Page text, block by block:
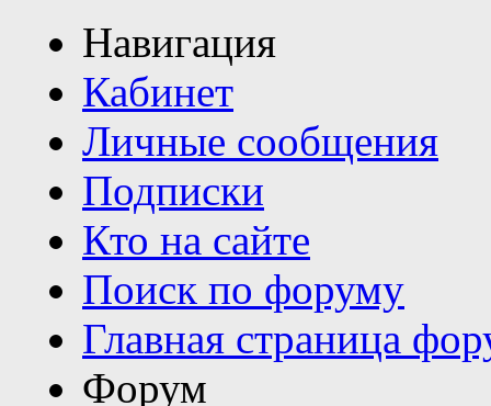
Навигация
Кабинет
Личные сообщения
Подписки
Кто на сайте
Поиск по форуму
Главная страница
Форум